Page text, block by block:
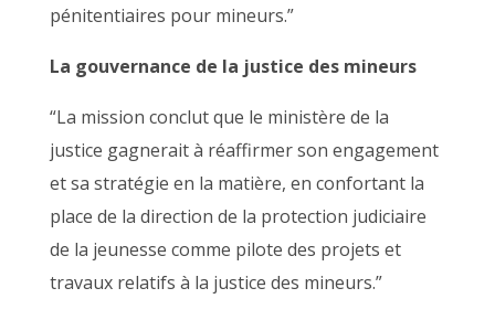
pénitentiaires pour mineurs.”
La gouvernance de la justice des mineurs
“La mission conclut que le ministère de la
justice gagnerait à réaffirmer son engagement
et sa stratégie en la matière, en confortant la
place de la direction de la protection judiciaire
de la jeunesse comme pilote des projets et
travaux relatifs à la justice des mineurs.”